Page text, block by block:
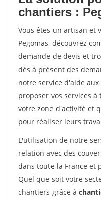
chantiers :
Vous êtes un artisan et
Pegomas, découvrez
demande de devis et
dès à présent des
notre service d'aide
proposer vos services
votre zone d'activité et
pour réaliser leurs
L'utilisation de notre
relation avec des
dans toute la France et
Quel que soit votre
chantiers grâce à